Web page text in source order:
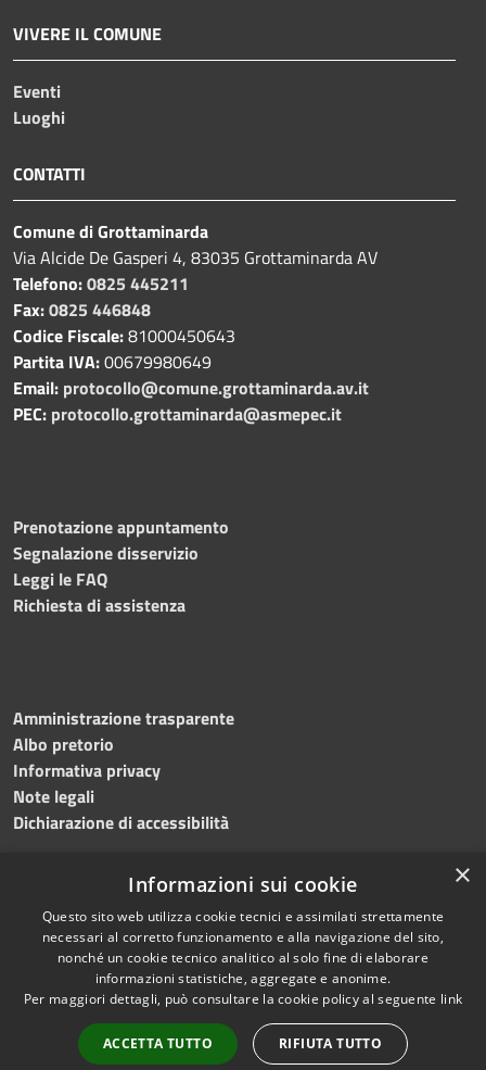
VIVERE IL COMUNE
Eventi
Luoghi
CONTATTI
Comune di Grottaminarda
Via Alcide De Gasperi 4, 83035 Grottaminarda AV
Telefono:0825 445211
Fax:0825 446848
Codice Fiscale:81000450643
Partita IVA:00679980649
Email: protocollo@comune.grottaminarda.av.it
PEC: protocollo.grottaminarda@asmepec.it
Prenotazione appuntamento
Segnalazione disservizio
Leggi le FAQ
Richiesta di assistenza
Amministrazione trasparente
Albo pretorio
Informativa privacy
Note legali
Dichiarazione di accessibilità
RSS
Accessibilità
Cookie
Mappa del sito
Numeri utili
Copyright © 2024 •
Comune diGrottaminarda
• Powered byMunicipium
•Redazione
×
Informazioni sui cookie
Questo sito web utilizza cookie tecnici e assimilati strettamente
necessari al corretto funzionamento e alla navigazione del sito,
nonché un cookie tecnico analitico al solo fine di elaborare
informazioni statistiche, aggregate e anonime.
Per maggiori dettagli, può consultare la cookie policy al seguente link
ACCETTA TUTTO RIFIUTA TUTTO